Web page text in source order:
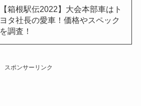
【箱根駅伝2022】大会本部車はト
ヨタ社長の愛車！価格やスペック
を調査！
スポンサーリンク